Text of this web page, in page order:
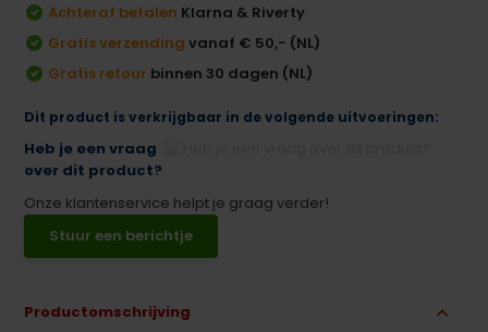
Achteraf betalen Klarna & Riverty
Gratis verzending vanaf € 50,- (NL)
Gratis retour binnen 30 dagen (NL)
Dit product is verkrijgbaar in de volgende uitvoeringen:
Heb je een vraag
over dit product?
Onze klantenservice helpt je graag verder!
Stuur een berichtje
Productomschrijving